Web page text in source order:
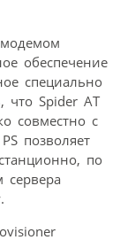
обеспечение
специально
что Spider AT
совместно с
позволяет
по
сервера